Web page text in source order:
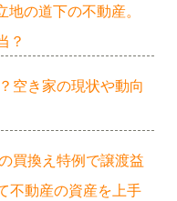
地の道下の不動産。
？
空き家の現状や動向
買換え特例で譲渡益
不動産の資産を上手